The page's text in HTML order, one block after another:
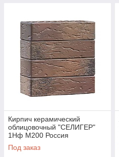
Кирпич керамический
облицовочный "СЕЛИГЕР"
1Нф М200 Россия
Под заказ